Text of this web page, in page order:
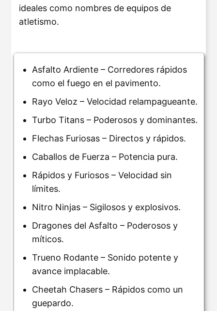
ideales como nombres de equipos de
atletismo.
Asfalto Ardiente – Corredores rápidos
como el fuego en el pavimento.
Rayo Veloz – Velocidad relampagueante.
Turbo Titans – Poderosos y dominantes.
Flechas Furiosas – Directos y rápidos.
Caballos de Fuerza – Potencia pura.
Rápidos y Furiosos – Velocidad sin
límites.
Nitro Ninjas – Sigilosos y explosivos.
Dragones del Asfalto – Poderosos y
míticos.
Trueno Rodante – Sonido potente y
avance implacable.
Cheetah Chasers – Rápidos como un
guepardo.